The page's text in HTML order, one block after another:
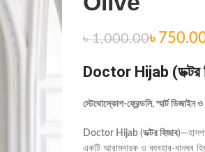
৳1,000.00৳
Doctor Hijab (ডক্টর
স্টেথোস্কোপ-ফ্রেন্ডলি, স্মার্ট
Doctor Hijab (ডক্টর হিজাব)
একটি আরামদায়ক ও ব্যবহার-বান্ধব